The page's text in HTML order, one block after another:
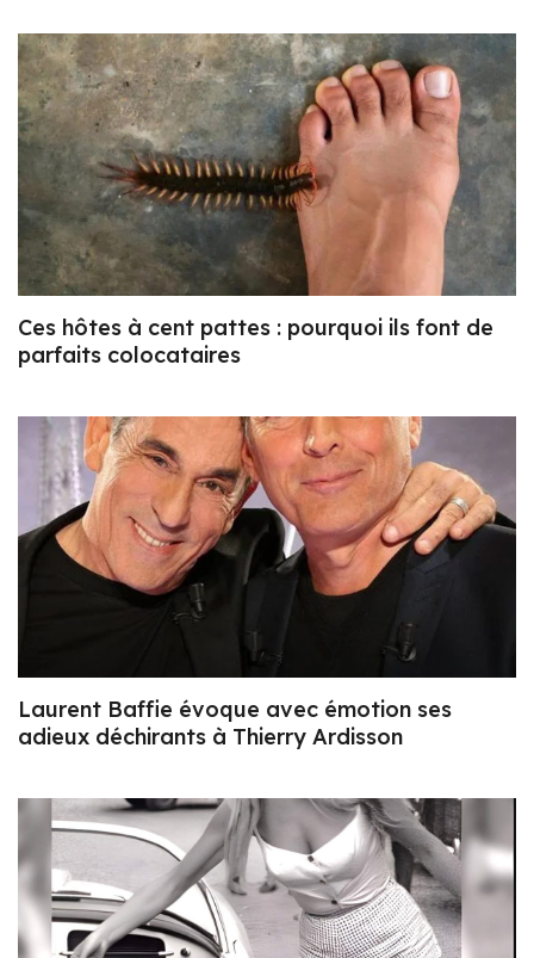
Ces hôtes à cent pattes : pourquoi ils font de
parfaits colocataires
Laurent Baffie évoque avec émotion ses
adieux déchirants à Thierry Ardisson